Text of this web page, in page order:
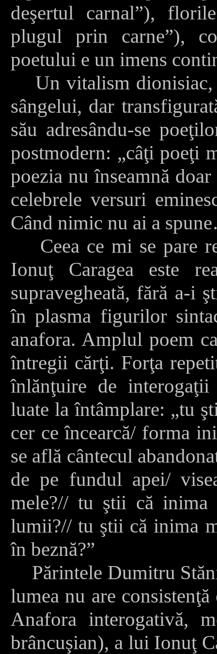
deşertul carnal”),
plugul prin carne”),
poetului e un imens
Un vitalism dionisiac,
sângelui, dar
său adresându-se
postmodern: „câţi poeţi
poezia nu înseamnă
celebrele versuri
Când nimic nu ai a
Ceea ce mi se pare
Ionuţ Caragea este
supravegheată, fără a-i
în plasma figurilor
anafora. Amplul poem
întregii cărţi. Forţa
înlănţuire de
luate la întâmplare: „tu
cer ce încearcă/ forma
se află cântecul
de pe fundul apei/
mele?// tu ştii că inima
lumii?// tu ştii că inima
în beznă?”
Părintele Dumitru
lumea nu are
Anafora interogativă,
brâncuşian), a lui Ionuţ